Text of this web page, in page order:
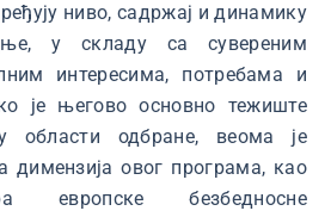
ниво, садржај и динамику
у складу са сувереним
интересима, потребама и
је његово основно тежиште
области одбране, веома је
димензија овог програма, као
европске безбедносне